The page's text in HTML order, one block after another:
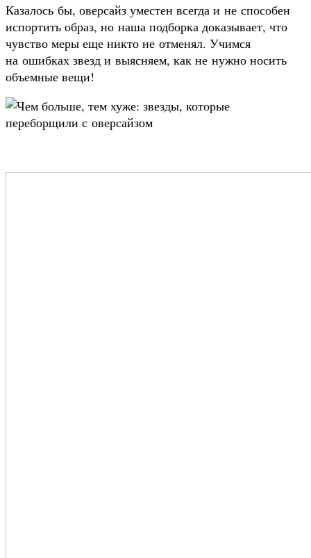
Казалось бы, оверсайз уместен всегда и не способен
испортить образ, но наша подборка доказывает, что
чувство меры еще никто не отменял. Учимся
на ошибках звезд и выясняем, как не нужно носить
объемные вещи!